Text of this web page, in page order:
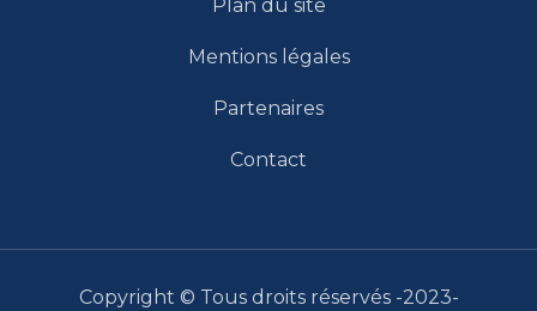
Plan du site
Mentions légales
Partenaires
Contact
Copyright © Tous droits réservés -2023-